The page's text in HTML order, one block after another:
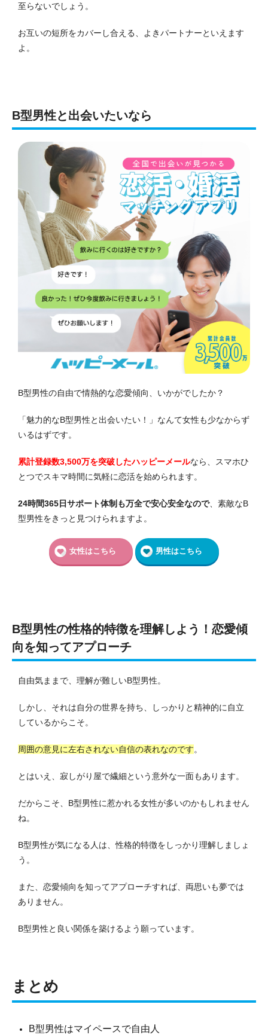
至らないでしょう。
お互いの短所をカバーし合える、よきパートナーといえます
よ。
B型男性と出会いたいなら
B型男性の自由で情熱的な恋愛傾向、いかがでしたか？
「魅力的なB型男性と出会いたい！」なんて女性も少なからず
いるはずです。
累計登録数3,500万を突破したハッピーメールなら、スマホひ
とつでスキマ時間に気軽に恋活を始められます。
24時間365日サポート体制も万全で安心安全なので、素敵なB
型男性をきっと見つけられますよ。
女性はこちら 男性はこちら
B型男性の性格的特徴を理解しよう！恋愛傾
向を知ってアプローチ
自由気ままで、理解が難しいB型男性。
しかし、それは自分の世界を持ち、しっかりと精神的に自立
しているからこそ。
周囲の意見に左右されない自信の表れなのです。
とはいえ、寂しがり屋で繊細という意外な一面もあります。
だからこそ、B型男性に惹かれる女性が多いのかもしれません
ね。
B型男性が気になる人は、性格的特徴をしっかり理解しましょ
う。
また、恋愛傾向を知ってアプローチすれば、両思いも夢では
ありません。
B型男性と良い関係を築けるよう願っています。
まとめ
B型男性はマイペースで自由人